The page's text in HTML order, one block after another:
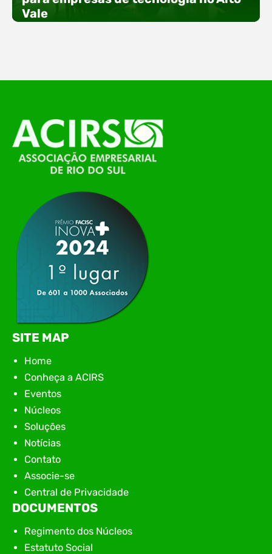
especial voltada à tecnologia, inovação e
empreendedorismo. Durante os três dias de
Vale
O Polo ACATE-ACIRS, por meio do NIAVI – Núcleo
de Tecnologia da Informação do Alto Vale do
Itajaí, realizou, no dia 21 de julho, o evento
Conexão Tech NIAVI, reunindo empresas de
tecnologia da região para uma noite de
apresentação de novas iniciativas para o setor. O
encontro aconteceu em Rio…
SITE MAP
Home
Conheça a ACIRS
Eventos
Núcleos
Soluções
Notícias
Contato
Associe-se
Central de Privacidade
DOCUMENTOS
Regimento dos Núcleos
Estatuto Social